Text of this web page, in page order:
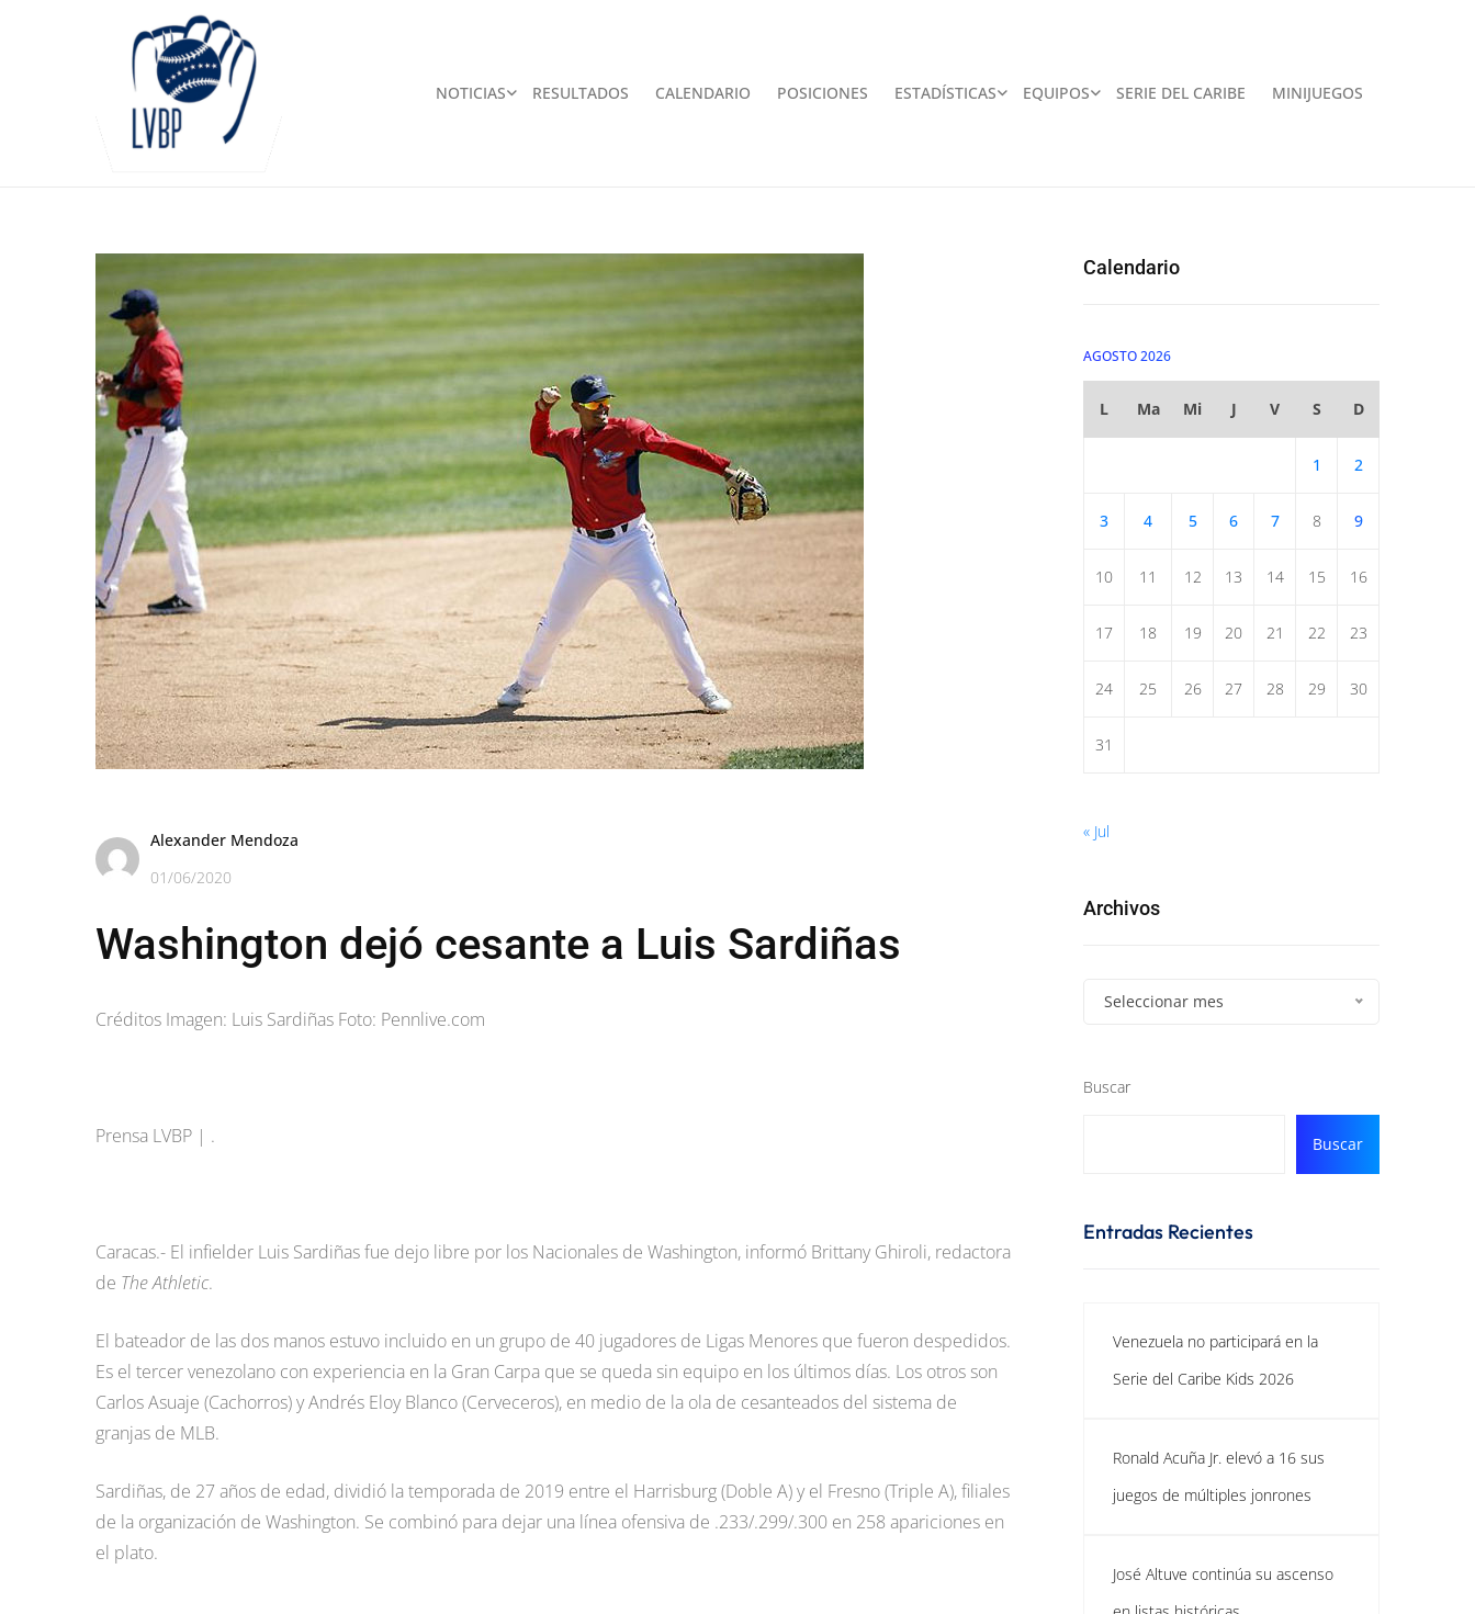
NOTICIAS RESULTADOS CALENDARIO POSICIONES ESTADÍSTICAS EQUIPOS SERIE DEL CARIBE MINIJUEGOS
Alexander Mendoza
01/06/2020
Washington dejó cesante a Luis Sardiñas
Créditos Imagen: Luis Sardiñas Foto: Pennlive.com
Prensa LVBP | .
Caracas.- El infielder Luis Sardiñas fue dejo libre por los Nacionales de Washington, informó Brittany Ghiroli, redactora
de The Athletic.
El bateador de las dos manos estuvo incluido en un grupo de 40 jugadores de Ligas Menores que fueron despedidos.
Es el tercer venezolano con experiencia en la Gran Carpa que se queda sin equipo en los últimos días. Los otros son
Carlos Asuaje (Cachorros) y Andrés Eloy Blanco (Cerveceros), en medio de la ola de cesanteados del sistema de
granjas de MLB.
Sardiñas, de 27 años de edad, dividió la temporada de 2019 entre el Harrisburg (Doble A) y el Fresno (Triple A), filiales
de la organización de Washington. Se combinó para dejar una línea ofensiva de .233/.299/.300 en 258 apariciones en
el plato.
Calendario
AGOSTO 2026
L Ma Mi J V S D
1 2
3 4 5 6 7 8 9
10 11 12 13 14 15 16
17 18 19 20 21 22 23
24 25 26 27 28 29 30
31
« Jul
Archivos
Seleccionar mes
Buscar
Buscar
Entradas Recientes
Venezuela no participará en la
Serie del Caribe Kids 2026
Ronald Acuña Jr. elevó a 16 sus
juegos de múltiples jonrones
José Altuve continúa su ascenso